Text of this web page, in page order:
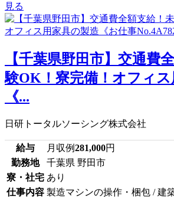
見る
【千葉県野田市】交通費
験OK！寮完備！オフィ
《...
日研トータルソーシング株式会社
給与 月収例281,000円
勤務地
千葉県 野田市
寮・社宅 あり
仕事内容 製造マシンの操作・梱包 / 建